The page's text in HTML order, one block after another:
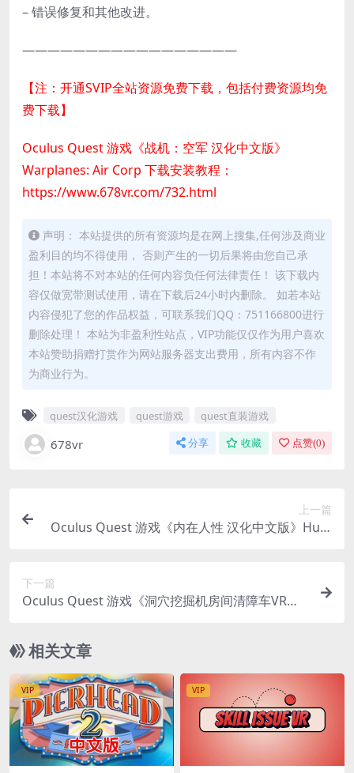
– 错误修复和其他改进。
—————————————————
【注：开通SVIP全站资源免费下载，包括付费资源均免
费下载】
Oculus Quest 游戏《战机：空军 汉化中文版》
Warplanes: Air Corp 下载安装教程：
https://www.678vr.com/732.html
声明： 本站提供的所有资源均是在网上搜集,任何涉及商业
盈利目的均不得使用， 否则产生的一切后果将由您自己承
担！本站将不对本站的任何内容负任何法律责任！ 该下载内
容仅做宽带测试使用，请在下载后24小时内删除。 如若本站
内容侵犯了您的作品权益，可联系我们QQ：751166800进行
删除处理！ 本站为非盈利性站点，VIP功能仅仅作为用户喜欢
本站赞助捐赠打赏作为网站服务器支出费用，所有内容不作
为商业行为。
quest汉化游戏 quest游戏 quest直装游戏
678vr 分享 收藏 点赞(0)
上一篇
Oculus Quest 游戏《内在人性 汉化中文版》Hum
下一篇
Oculus Quest 游戏《洞穴挖掘机房间清障车VR》C
相关文章
VIP VIP